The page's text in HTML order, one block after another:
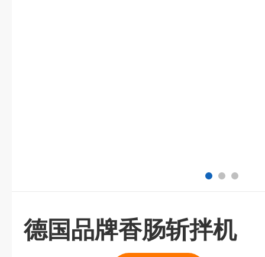
德国品牌香肠斩拌机